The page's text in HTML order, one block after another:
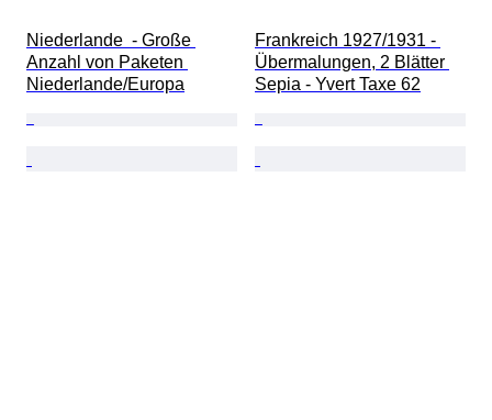
Niederlande  - Große
Anzahl von Paketen
Niederlande/Europa
Frankreich 1927/1931 -
Übermalungen, 2 Blätter
Sepia - Yvert Taxe 62